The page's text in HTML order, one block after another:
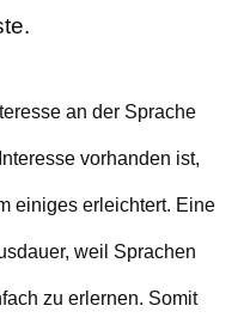
an der Sprache
vorhanden ist,
einiges erleichtert. Eine
weil Sprachen
zu erlernen. Somit